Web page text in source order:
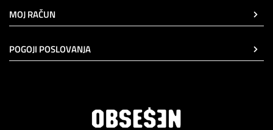
MOJ RAČUN
POGOJI POSLOVANJA